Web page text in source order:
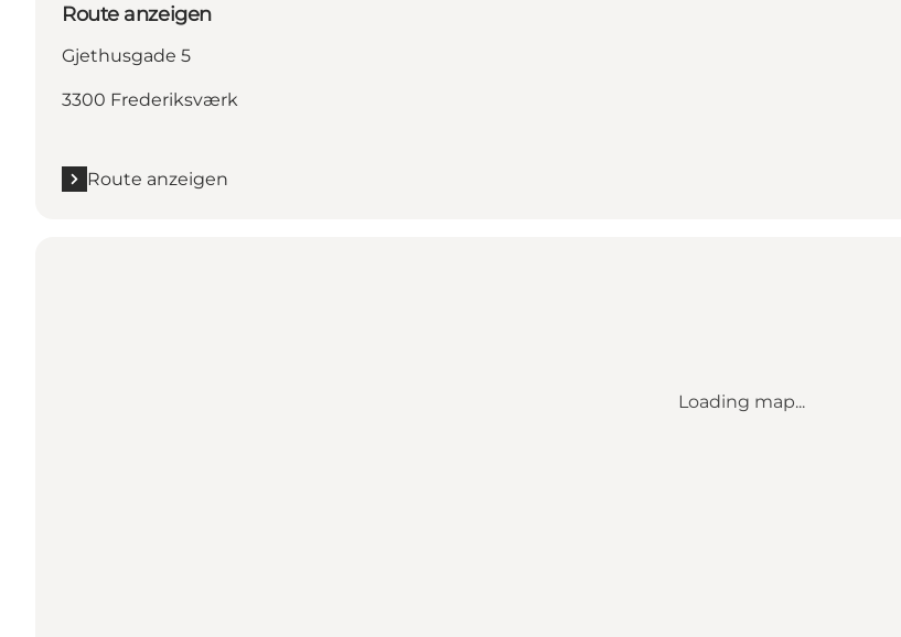
Route anzeigen
Gjethusgade 5
3300 Frederiksværk
Route anzeigen
Loading map...